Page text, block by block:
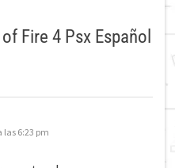
Fire 4 Psx Español
las 6:23 pm